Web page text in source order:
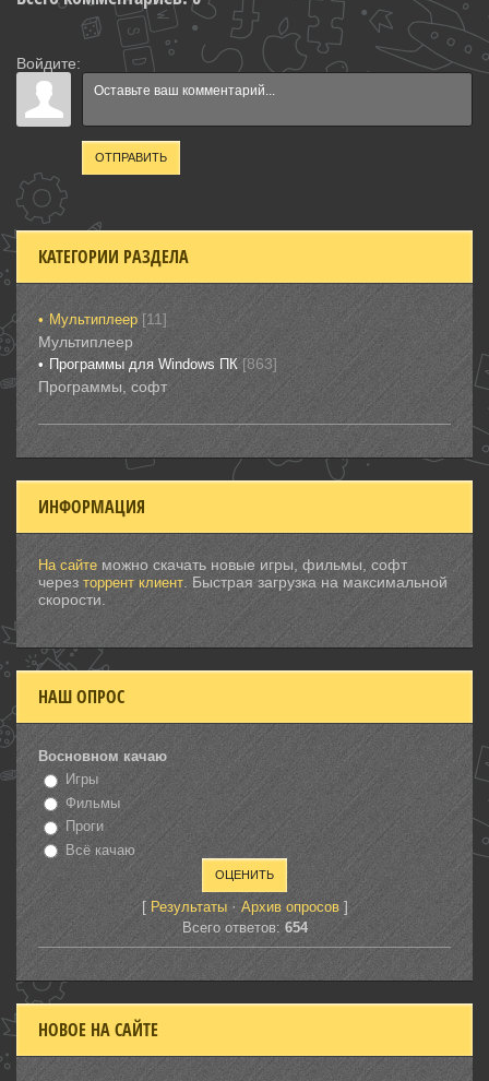
Войдите:
ОТПРАВИТЬ
КАТЕГОРИИ РАЗДЕЛА
Мультиплеер [11]
Мультиплеер
Программы для Windows ПК [863]
Программы, софт
ИНФОРМАЦИЯ
На сайте можно скачать новые игры, фильмы, софт
через торрент клиент . Быстрая загрузка на максимальной
скорости.
НАШ ОПРОС
Восновном качаю
Игры
Фильмы
Проги
Всё качаю
[ Результаты· Архив опросов]
Всего ответов: 654
НОВОЕ НА САЙТЕ